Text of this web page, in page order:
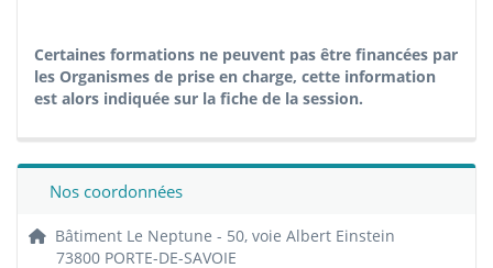
Certaines formations ne peuvent pas être financées par
les Organismes de prise en charge, cette information
est alors indiquée sur la fiche de la session.
Nos coordonnées
Bâtiment Le Neptune - 50, voie Albert Einstein
73800 PORTE-DE-SAVOIE